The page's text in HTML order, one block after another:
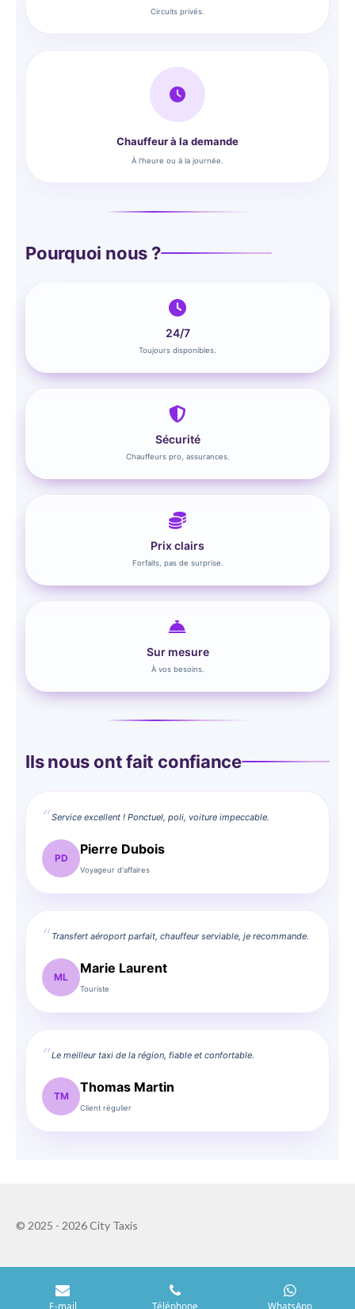
Circuits privés.
Chauffeur à la demande
À l'heure ou à la journée.
Pourquoi nous ?
24/7
Toujours disponibles.
Sécurité
Chauffeurs pro, assurances.
Prix clairs
Forfaits, pas de surprise.
Sur mesure
À vos besoins.
Ils nous ont fait confiance
Service excellent ! Ponctuel, poli, voiture impeccable.
PD
Pierre Dubois
Voyageur d'affaires
Transfert aéroport parfait, chauffeur serviable, je recommande.
ML
Marie Laurent
Touriste
Le meilleur taxi de la région, fiable et confortable.
TM
Thomas Martin
Client régulier
© 2025 - 2026 City Taxis
E-mail Téléphone WhatsApp